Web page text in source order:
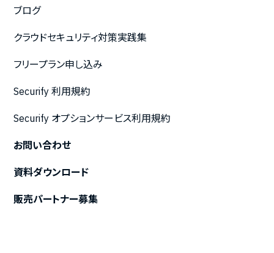
ブログ
クラウドセキュリティ対策実践集
フリープラン申し込み
Securify 利用規約
Securify オプションサービス利用規約
お問い合わせ
資料ダウンロード
販売パートナー募集